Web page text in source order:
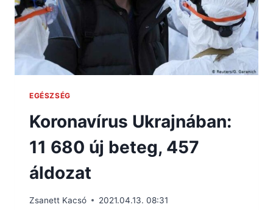
EGÉSZSÉG
Koronavírus Ukrajnában:
11 680 új beteg, 457
áldozat
Zsanett Kacsó 2021.04.13. 08:31